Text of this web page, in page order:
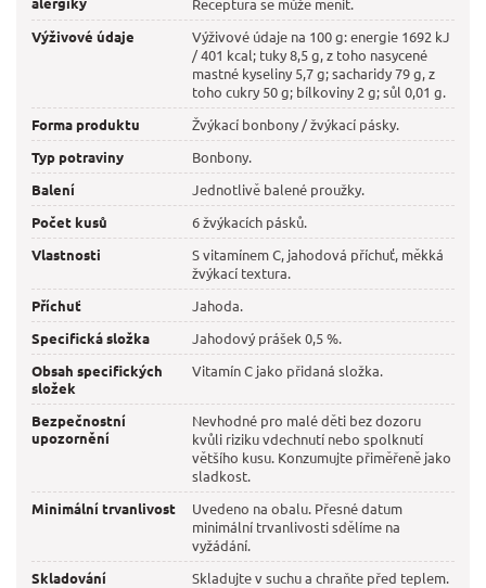
Výživové údaje
Výživové údaje na 100 g: energie 1692 kJ
/ 401 kcal; tuky 8,5 g, z toho nasycené
mastné kyseliny 5,7 g; sacharidy 79 g, z
toho cukry 50 g; bílkoviny 2 g; sůl 0,01 g.
Forma produktu
Žvýkací bonbony / žvýkací pásky.
Typ potraviny
Bonbony.
Balení
Jednotlivě balené proužky.
Počet kusů
6 žvýkacích pásků.
Vlastnosti
S vitamínem C, jahodová příchuť, měkká
žvýkací textura.
Příchuť
Jahoda.
Specifická složka
Jahodový prášek 0,5 %.
Obsah specifických
složek
Vitamín C jako přidaná složka.
Bezpečnostní
upozornění
Nevhodné pro malé děti bez dozoru
kvůli riziku vdechnutí nebo spolknutí
většího kusu. Konzumujte přiměřeně jako
sladkost.
Minimální trvanlivost
Uvedeno na obalu. Přesné datum
minimální trvanlivosti sdělíme na
vyžádání.
Skladování
Skladujte v suchu a chraňte před teplem.